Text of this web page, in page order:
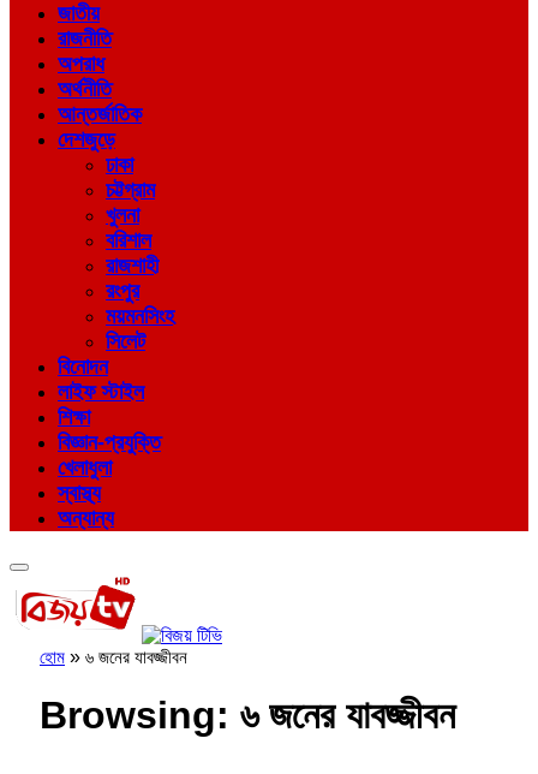
জাতীয়
রাজনীতি
অপরাধ
অর্থনীতি
আন্তর্জাতিক
দেশজুড়ে
ঢাকা
চট্টগ্রাম
খুলনা
বরিশাল
রাজশাহী
রংপুর
ময়মনসিংহ
সিলেট
বিনোদন
লাইফ স্টাইল
শিক্ষা
বিজ্ঞান-প্রযুক্তি
খেলাধুলা
স্বাস্থ্য
অন্যান্য
হোম » ৬ জনের যাবজ্জীবন
Browsing: ৬ জনের যাবজ্জীবন